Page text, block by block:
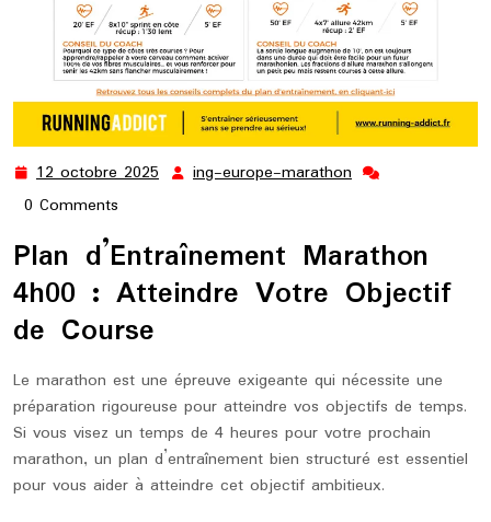
12 octobre 2025 12 ing-europe-marathon ing-
0 Comments
Plan d’Entraînement Marathon
4h00 : Atteindre Votre Objectif
de Course
Le marathon est une épreuve exigeante qui nécessite une
préparation rigoureuse pour atteindre vos objectifs de temps.
Si vous visez un temps de 4 heures pour votre prochain
marathon, un plan d’entraînement bien structuré est essentiel
pour vous aider à atteindre cet objectif ambitieux.